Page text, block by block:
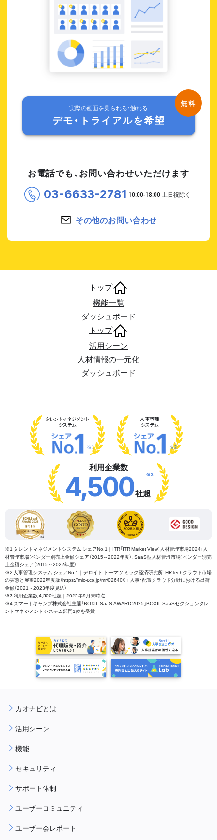
実際の画面を見られる・触れる
デモ・トライアルを希望
お電話でも、お問い合わせいただけます
03-6633-2781
その他のお問い合わせ
トップ
機能一覧
ダッシュボード
トップ
活用シーン
人材情報の一元化
ダッシュボード
タレントマネジメント
システム
※1
人事管理
システム
※2
利用企業数
4,500社超
※3
※1 タレントマネジメントシステム シェアNo.1｜ITR「ITR Market View：人材管理市場2024」人
材管理市場：ベンダー別売上金額シェア（2015～2022年度）、SaaS型人材管理市場：ベンダー別売
上金額シェア（2015～2022年度）
※2 人事管理システム シェアNo.1｜デロイト トーマツ ミック経済研究所「HRTechクラウド市場
の実態と展望2022年度版（https://mic-r.co.jp/mr/02640/）」 人事・配置クラウド分野における出荷
金額（2021～2023年度見込）
※3 利用企業数 4,500社超｜2025年9月末時点
※4 スマートキャンプ株式会社主催「BOXIL SaaS AWARD 2025」BOXIL SaaSセクションタレ
ントマネジメントシステム部門1位を受賞
カオナビとは
活用シーン
機能
セキュリティ
サポート体制
ユーザーコミュニティ
ユーザー会レポート